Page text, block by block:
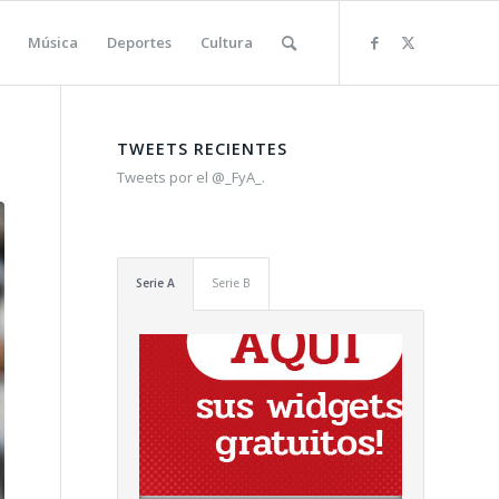
Música Deportes Cultura
TWEETS RECIENTES
Tweets por el @_FyA_.
Serie A Serie B